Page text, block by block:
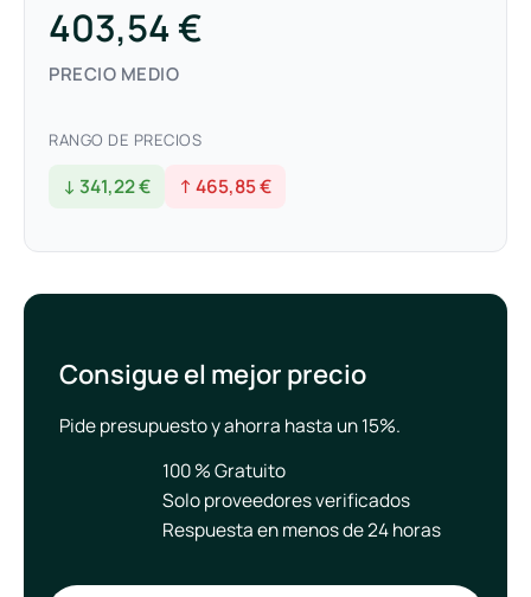
403,54 €
PRECIO MEDIO
RANGO DE PRECIOS
↓ 341,22 € ↑ 465,85 €
Consigue el mejor precio
Pide presupuesto y ahorra hasta un 15%.
100 % Gratuito
Solo proveedores verificados
Respuesta en menos de 24 horas